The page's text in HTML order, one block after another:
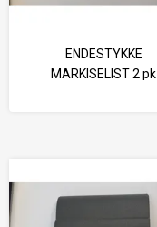
ENDESTYKKE
MARKISELIST 2 pk